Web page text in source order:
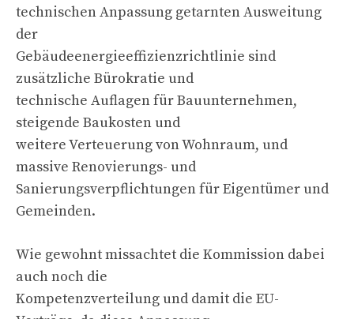
technischen Anpassung getarnten Ausweitung
der
Gebäudeenergieeffizienzrichtlinie sind
zusätzliche Bürokratie und
technische Auflagen für Bauunternehmen,
steigende Baukosten und
weitere Verteuerung von Wohnraum, und
massive Renovierungs- und
Sanierungsverpflichtungen für Eigentümer und
Gemeinden.
Wie gewohnt missachtet die Kommission dabei
auch noch die
Kompetenzverteilung und damit die EU-